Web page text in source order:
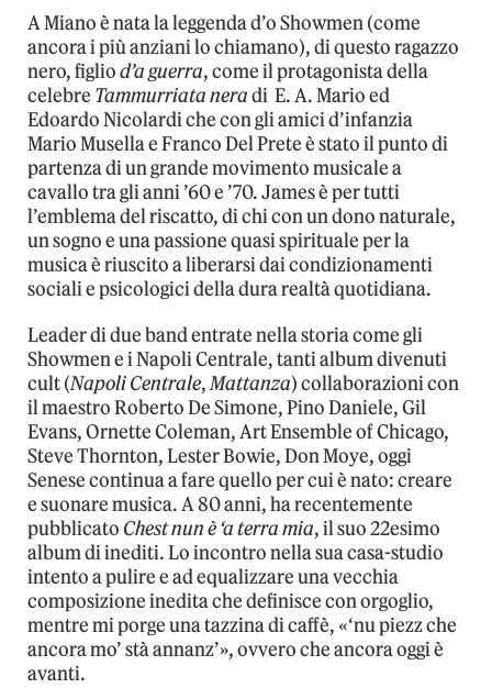
A Miano è nata la leggenda d’o Showmen (come
ancora i più anziani lo chiamano), di questo ragazzo
nero, figliod’a guerra, come il protagonista della
celebre Tammurriata neradi E. A. Mario ed
Edoardo Nicolardi che con gli amici d’infanzia
Mario Musella e Franco Del Prete è stato il punto di
partenza di un grande movimento musicale a
cavallo tra gli anni ’60 e ’70. James è per tutti
l’emblema del riscatto, di chi con un dono naturale,
un sogno e una passione quasi spirituale per la
musica è riuscito a liberarsi dai condizionamenti
sociali e psicologici della dura realtà quotidiana.
Leader di due band entrate nella storia come gli
Showmen e i Napoli Centrale, tanti album divenuti
cult (Napoli Centrale,Mattanza) collaborazioni con
il maestro Roberto De Simone, Pino Daniele, Gil
Evans, Ornette Coleman, Art Ensemble of Chicago,
Steve Thornton, Lester Bowie, Don Moye, oggi
Senese continua a fare quello per cui è nato: creare
e suonare musica. A 80 anni, ha recentemente
pubblicato Chest nun è ‘a terra mia, il suo 22esimo
album di inediti. Lo incontro nella sua casa-studio
intento a pulire e ad equalizzare una vecchia
composizione inedita che definisce con orgoglio,
mentre mi porge una tazzina di caffè, «‘nu piezz che
ancora mo’ stà annanz’», ovvero che ancora oggi è
avanti.